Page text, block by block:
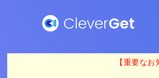
CleverGet
【重要な